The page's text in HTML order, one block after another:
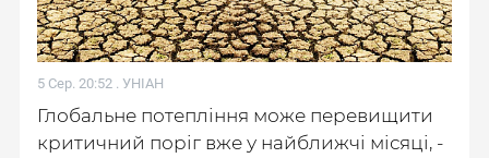
5 Сер. 20:52 . УНІАН
Глобальне потепління може перевищити
критичний поріг вже у найближчі місяці, -